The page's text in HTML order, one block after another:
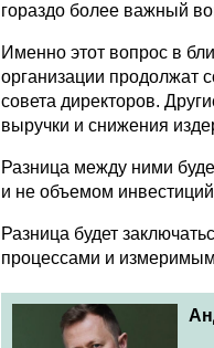
гораздо более важный
Именно этот вопрос в
организации продолжат
совета директоров.
выручки и снижения
Разница между ними
и не объемом
Разница будет
процессами и